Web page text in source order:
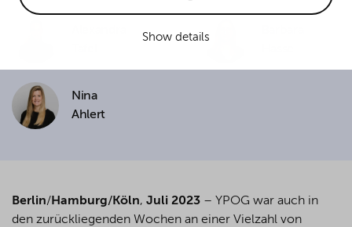
to reject all optional cookies.
cookiebutton at the bottom of our website.
Show details
Nina
Ahlert
Berlin/Hamburg/Köln, Juli 2023 – YPOG war auch in
den zurückliegenden Wochen an einer Vielzahl von